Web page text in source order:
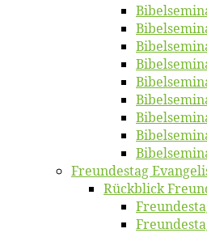
Freun­des­tag
Rück­blick